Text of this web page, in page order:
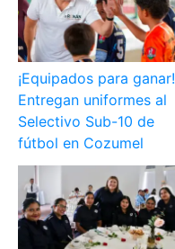
¡Equipados para ganar!
Entregan uniformes al
Selectivo Sub-10 de
fútbol en Cozumel